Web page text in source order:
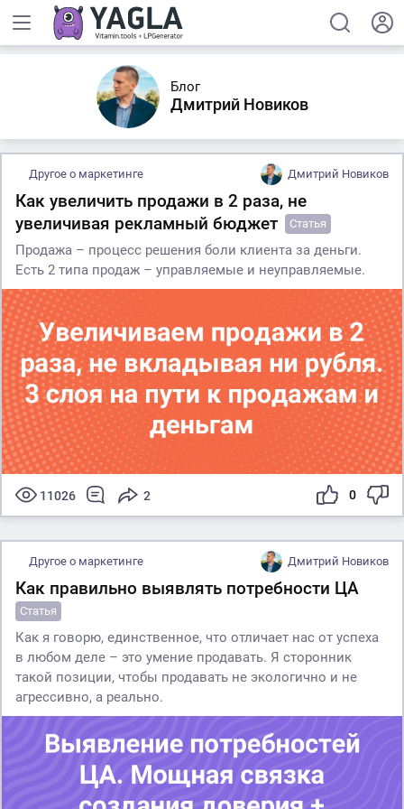
Блог
Дмитрий Новиков
Другое о маркетинге Дмитрий Новиков
Как увеличить продажи в 2 раза, не
увеличивая рекламный бюджет
Статья
Продажа – процесс решения боли клиента за деньги.
Есть 2 типа продаж – управляемые и неуправляемые.
11026 2 0
Другое о маркетинге Дмитрий Новиков
Как правильно выявлять потребности ЦА
Статья
Как я говорю, единственное, что отличает нас от успеха
в любом деле – это умение продавать. Я сторонник
такой позиции, чтобы продавать не экологично и не
агрессивно, а реально.